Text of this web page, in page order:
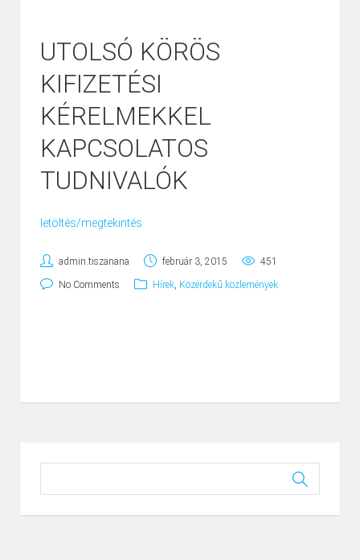
UTOLSÓ KÖRÖS
KIFIZETÉSI
KÉRELMEKKEL
KAPCSOLATOS
TUDNIVALÓK
letöltés/megtekintés
admin.tiszanana február 3, 2015 451
No Comments Hírek, Közérdekű közlemények